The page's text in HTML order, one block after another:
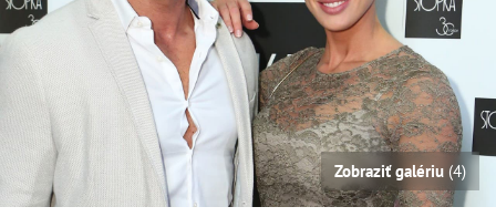
Zobraziť galériu (4)